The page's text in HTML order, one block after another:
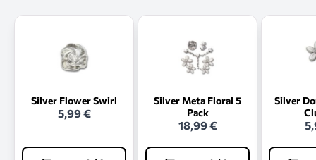
Silver Flower Swirl
5,99 €
Silver Meta Floral 5
Pack
18,99 €
Silver